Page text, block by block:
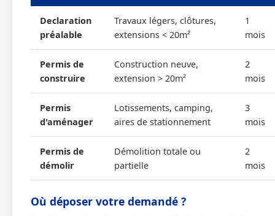
Declaration
préalable
Travaux légers, clôtures,
extensions < 20m²
1
mois
Permis de
construire
Construction neuve,
extension > 20m²
2
mois
Permis
d'aménager
Lotissements, camping,
aires de stationnement
3
mois
Permis de
démolir
Démolition totale ou
partielle
2
mois
Où déposer votre demandé ?